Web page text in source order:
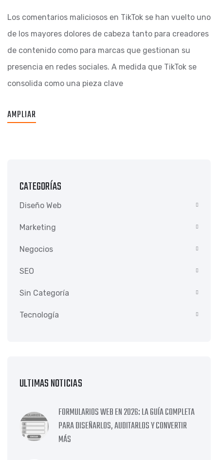
Los comentarios maliciosos en TikTok se han vuelto uno
de los mayores dolores de cabeza tanto para creadores
de contenido como para marcas que gestionan su
presencia en redes sociales. A medida que TikTok se
consolida como una pieza clave
AMPLIAR
CATEGORÍAS
Diseño Web
Marketing
Negocios
SEO
Sin Categoría
Tecnología
ULTIMAS NOTICIAS
FORMULARIOS WEB EN 2026: LA GUÍA COMPLETA
PARA DISEÑARLOS, AUDITARLOS Y CONVERTIR
MÁS